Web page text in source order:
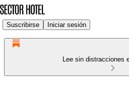
Suscribirse Iniciar sesión
Lee sin distracciones